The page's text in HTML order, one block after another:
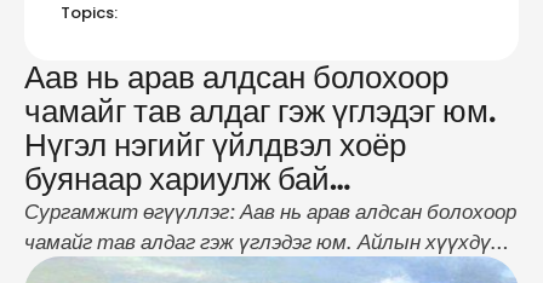
Topics:
Аав нь арав алдсан болохоор
чамайг тав алдаг гэж үглэдэг юм.
Нүгэл нэгийг үйлдвэл хоёр
буянаар хариулж бай…
Сургамжит өгүүллэг: Аав нь арав алдсан болохоор
чамайг тав алдаг гэж үглэдэг юм. Айлын хүүхдүүд
дунд алт ч бий гууль ч бий, алийг нь сонгож